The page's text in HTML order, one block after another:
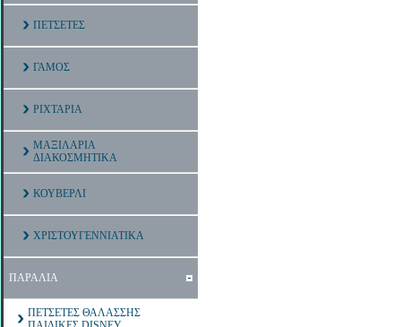
ΠΕΤΣΕΤΕΣ
ΓΑΜΟΣ
ΡΙΧΤΑΡΙΑ
ΜΑΞΙΛΑΡΙΑ
ΔΙΑΚΟΣΜΗΤΙΚΑ
ΚΟΥΒΕΡΛΙ
ΧΡΙΣΤΟΥΓΕΝΝΙΑΤΙΚΑ
ΠΑΡΑΛΙΑ
ΠΕΤΣΕΤΕΣ ΘΑΛΑΣΣΗΣ